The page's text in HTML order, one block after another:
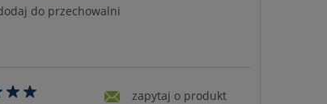
do przechowalni
zapytaj o produkt